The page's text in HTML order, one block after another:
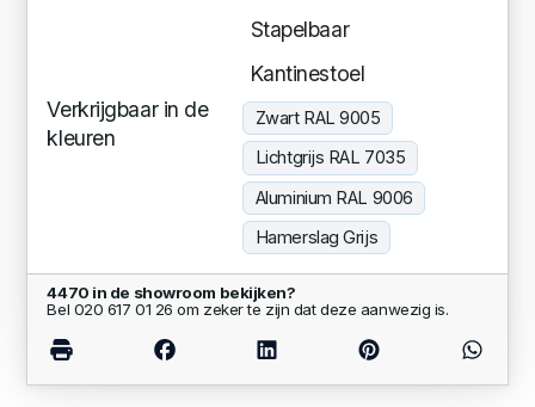
Stapelbaar
Kantinestoel
Verkrijgbaar in de
kleuren
Zwart RAL 9005
Lichtgrijs RAL 7035
Aluminium RAL 9006
Hamerslag Grijs
4470 in de showroom bekijken?
Bel 020 617 01 26 om zeker te zijn dat deze aanwezig is.